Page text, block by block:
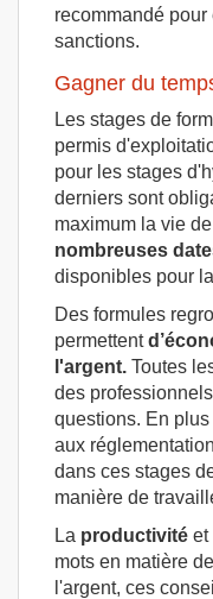
recommandé
sanctions.
Gagner du
Les stages de
permis
pour les stages
derniers sont
maximum la vie
nombreuses
disponibles pour
Des formules
permettent
l'argent. Toutes
des
questions. En
aux
dans ces stages
manière de
La productivité et
mots en matière
l'argent, ces